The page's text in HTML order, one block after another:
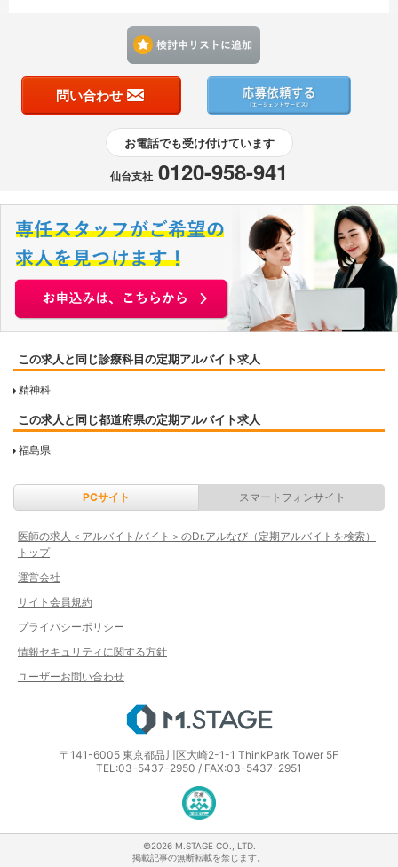
問い合わせ
お電話でも受け付けています
仙台支社 0120-958-941
この求人と同じ診療科目の定期アルバイト求人
精神科
この求人と同じ都道府県の定期アルバイト求人
福島県
PCサイト スマートフォンサイト
医師の求人＜アルバイト/バイト＞のDr.アルなび（定期アルバイトを検索）
トップ
運営会社
サイト会員規約
プライバシーポリシー
情報セキュリティに関する方針
ユーザーお問い合わせ
〒141-6005 東京都品川区大崎2-1-1 ThinkPark Tower 5F
TEL:03-5437-2950 / FAX:03-5437-2951
©2026 M.STAGE CO., LTD.
掲載記事の無断転載を禁じます。